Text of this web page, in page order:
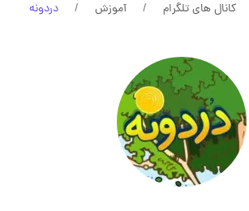
کانال های تلگرام آموزش دردونه